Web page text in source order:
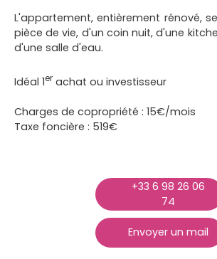
L'appartement, entièrement rénové,
pièce de vie, d'un coin nuit, d'une
d'une salle d'eau.
Idéal 1er achat ou investisseur
Charges de copropriété : 15€/mois
Taxe foncière : 519€
+33 6 98 26 06
74
Envoyer un mail